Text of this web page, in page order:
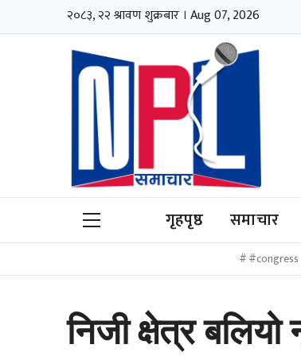
२०८३, २२ श्रावण शुक्रबार । Aug 07, 2026
गृहपृष्ठ समाचार
#congress
निजी क्षेत्र